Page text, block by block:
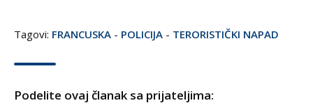
Tagovi: FRANCUSKA - POLICIJA - TERORISTIČKI NAPAD
Podelite ovaj članak sa prijateljima: